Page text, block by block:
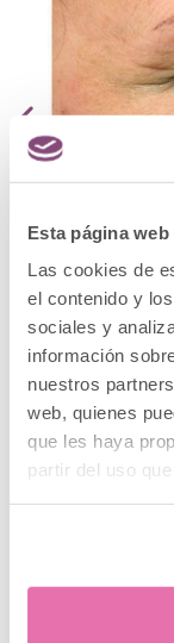
Esta página
Las cookies de
el contenido y
sociales y
información
nuestros
web, quienes
que les haya
partir del uso
"En el
estética,
campo
evolución
en los